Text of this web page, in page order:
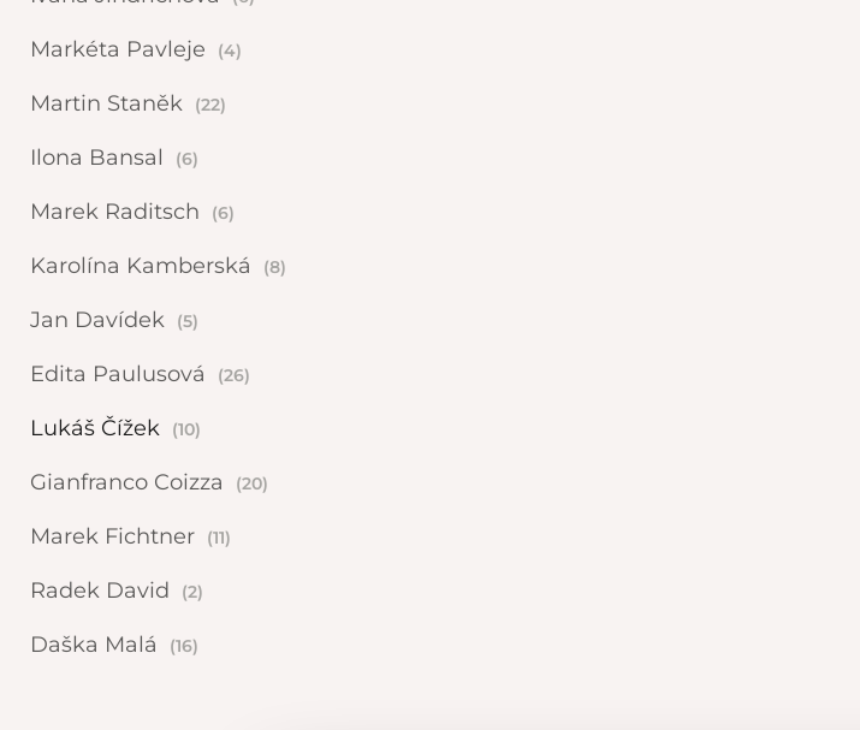
Markéta Pavleje (4)
Martin Staněk (22)
Ilona Bansal (6)
Marek Raditsch (6)
Karolína Kamberská (8)
Jan Davídek (5)
Edita Paulusová (26)
Lukáš Čížek (10)
Gianfranco Coizza (20)
Marek Fichtner (11)
Radek David (2)
Daška Malá (16)